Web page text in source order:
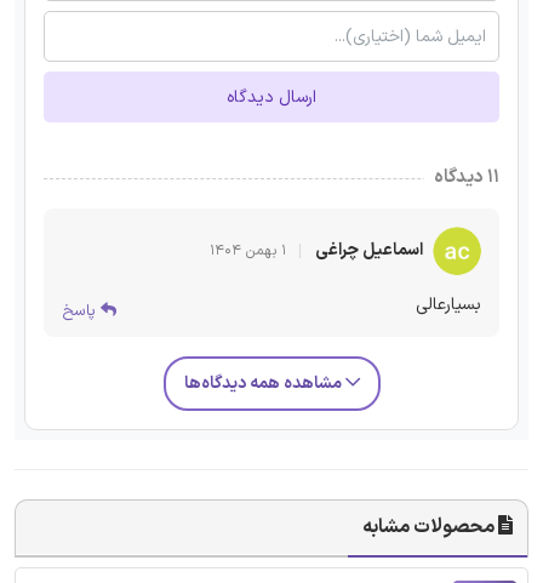
ارسال دیدگاه
۱۱ دیدگاه
اسماعیل چراغی ۱ بهمن ۱۴۰۴
بسیارعالی پاسخ
مشاهده همه دیدگاه‌ها
محصولات مشابه